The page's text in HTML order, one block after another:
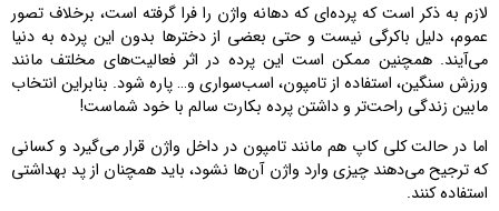
لازم به ذکر است که پرده‌ای که دهانه واژن را فرا گرفته است، برخلاف تصور
عموم، دلیل باکرگی نیست و حتی بعضی از دخترها بدون این پرده به دنیا
می‌آیند. همچنین ممکن است این پرده در اثر فعالیت‌های مخلتف مانند
ورزش سنگین، استفاده از تامپون، اسب‌سواری و… پاره شود. بنابراین انتخاب
مابین زندگی راحت‌تر و داشتن پرده بکارت سالم با خود شماست!
اما در حالت کلی کاپ هم مانند تامپون در داخل واژن قرار می‌گیرد و کسانی
که ترجیح می‌دهند چیزی وارد واژن آن‌ها نشود، باید همچنان از پد بهداشتی
استفاده کنند.